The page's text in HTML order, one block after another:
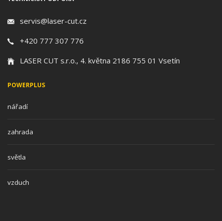
servis@laser-cut.cz
+420 777 307 776
LASER CUT s.r.o., 4. května 2186 755 01 Vsetín
POWERPLUS
nářadí
zahrada
světla
vzduch